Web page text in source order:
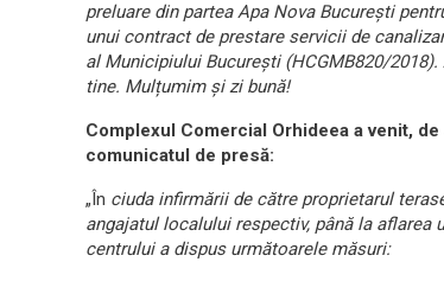
preluare din partea Apa Nova București
unui contract de prestare servicii de
al Municipiului București (HCGMB820/
tine. Mulțumim și zi bună!
Complexul Comercial Orhideea a venit,
comunicatul de presă:
„În ciuda infirmării de către proprietarul
angajatul localului respectiv, până la
centrului a dispus următoarele măsuri: